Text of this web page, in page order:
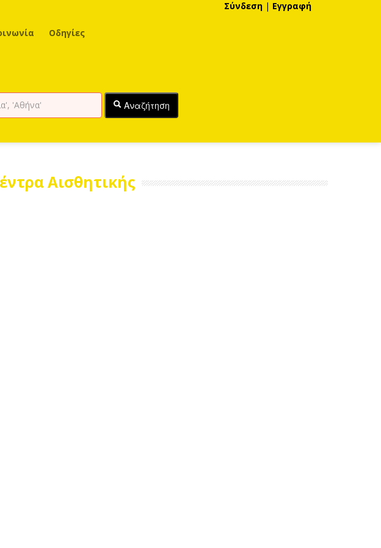
Οδηγίες
Σύνδεση | Εγγραφή
Αναζήτηση
Αισθητικής